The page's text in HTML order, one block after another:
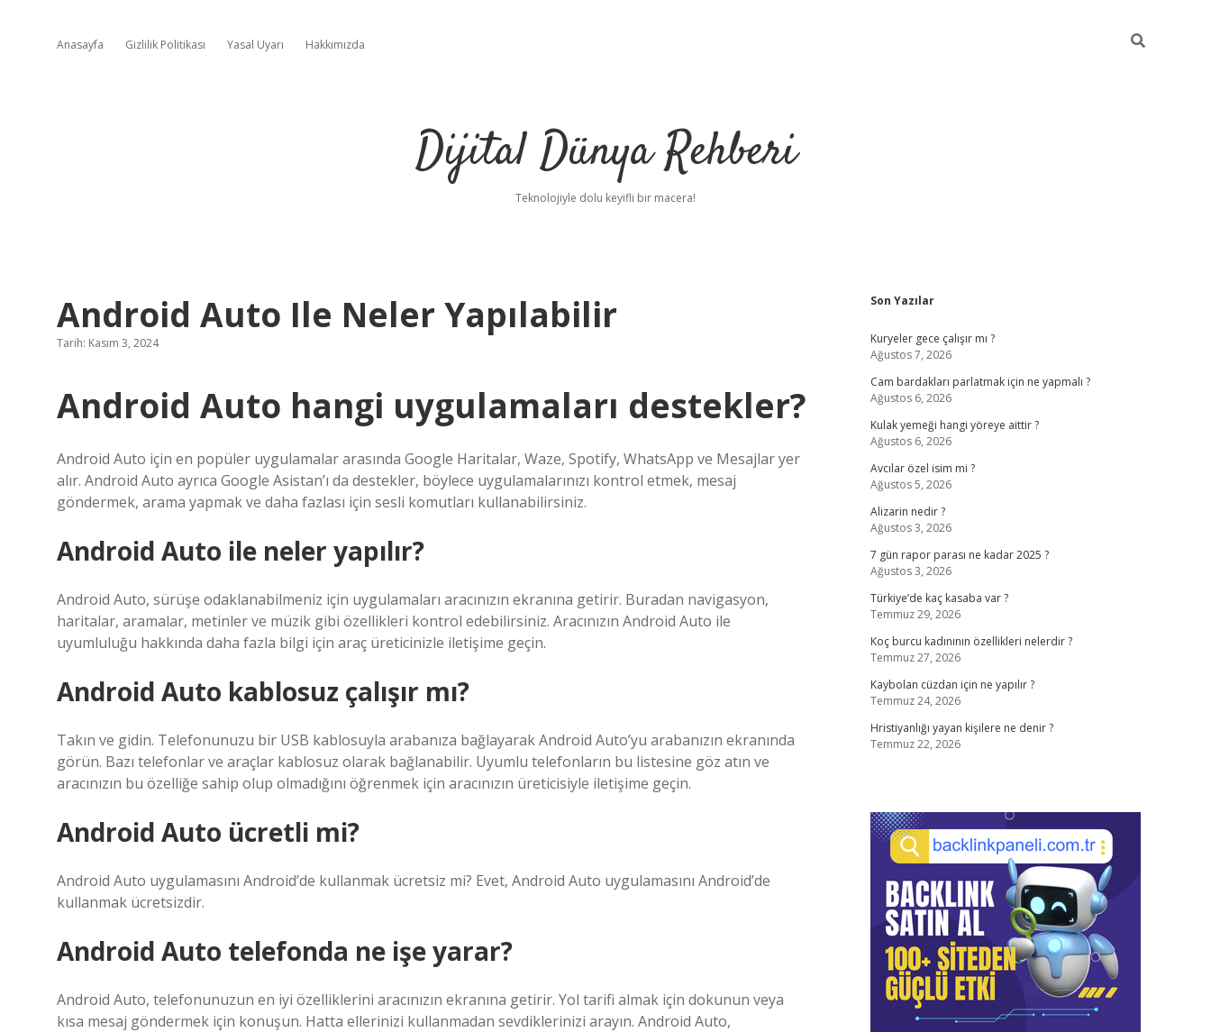
Anasayfa Gizlilik Politikası Yasal Uyarı Hakkımızda
Dijital Dünya Rehberi
Teknolojiyle dolu keyifli bir macera!
Android Auto Ile Neler Yapılabilir
Tarih: Kasım 3, 2024
Android Auto hangi uygulamaları destekler?
Android Auto için en popüler uygulamalar arasında Google Haritalar, Waze, Spotify, WhatsApp ve Mesajlar yer
alır. Android Auto ayrıca Google Asistan’ı da destekler, böylece uygulamalarınızı kontrol etmek, mesaj
göndermek, arama yapmak ve daha fazlası için sesli komutları kullanabilirsiniz.
Android Auto ile neler yapılır?
Android Auto, sürüşe odaklanabilmeniz için uygulamaları aracınızın ekranına getirir. Buradan navigasyon,
haritalar, aramalar, metinler ve müzik gibi özellikleri kontrol edebilirsiniz. Aracınızın Android Auto ile
uyumluluğu hakkında daha fazla bilgi için araç üreticinizle iletişime geçin.
Android Auto kablosuz çalışır mı?
Takın ve gidin. Telefonunuzu bir USB kablosuyla arabanıza bağlayarak Android Auto’yu arabanızın ekranında
görün. Bazı telefonlar ve araçlar kablosuz olarak bağlanabilir. Uyumlu telefonların bu listesine göz atın ve
aracınızın bu özelliğe sahip olup olmadığını öğrenmek için aracınızın üreticisiyle iletişime geçin.
Android Auto ücretli mi?
Android Auto uygulamasını Android’de kullanmak ücretsiz mi? Evet, Android Auto uygulamasını Android’de
kullanmak ücretsizdir.
Android Auto telefonda ne işe yarar?
Android Auto, telefonunuzun en iyi özelliklerini aracınızın ekranına getirir. Yol tarifi almak için dokunun veya
kısa mesaj göndermek için konuşun. Hatta ellerinizi kullanmadan sevdiklerinizi arayın. Android Auto,
Sidebar
Son Yazılar
Kuryeler gece çalışır mı ?
Ağustos 7, 2026
Cam bardakları parlatmak için ne yapmalı ?
Ağustos 6, 2026
Kulak yemeği hangi yöreye aittir ?
Ağustos 6, 2026
Avcılar özel isim mi ?
Ağustos 5, 2026
Alizarin nedir ?
Ağustos 3, 2026
7 gün rapor parası ne kadar 2025 ?
Ağustos 3, 2026
Türkiye’de kaç kasaba var ?
Temmuz 29, 2026
Koç burcu kadınının özellikleri nelerdir ?
Temmuz 27, 2026
Kaybolan cüzdan için ne yapılır ?
Temmuz 24, 2026
Hristiyanlığı yayan kişilere ne denir ?
Temmuz 22, 2026